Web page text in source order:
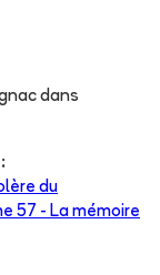
dans
:
du
57 - La mémoire